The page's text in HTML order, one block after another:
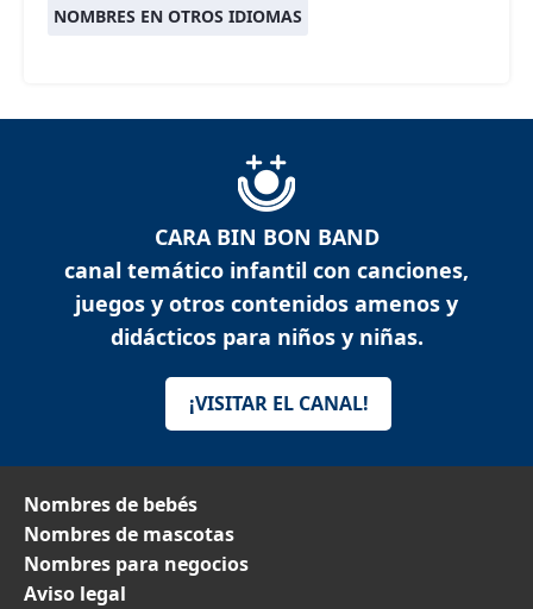
NOMBRES EN OTROS IDIOMAS
CARA BIN BON BAND
canal temático infantil con canciones,
juegos y otros contenidos amenos y
didácticos para niños y niñas.
¡VISITAR EL CANAL!
Nombres de bebés
Nombres de mascotas
Nombres para negocios
Aviso legal